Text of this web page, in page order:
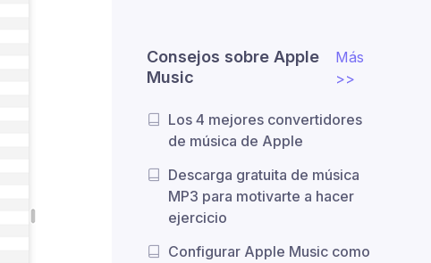
Consejos sobre Apple
Music
Más
>>
Los 4 mejores convertidores
de música de Apple
Descarga gratuita de música
MP3 para motivarte a hacer
ejercicio
Configurar Apple Music como